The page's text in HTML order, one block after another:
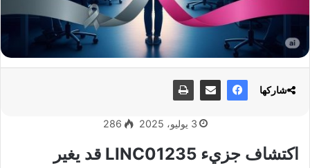
3 يوليو، 2025 286
اكتشاف جزيء LINC01235 قد يغير
شاركها